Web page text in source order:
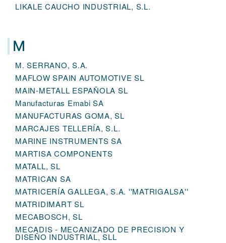
LIKALE CAUCHO INDUSTRIAL, S.L.
M
M. SERRANO, S.A.
MAFLOW SPAIN AUTOMOTIVE SL
MAIN-METALL ESPAÑOLA SL
Manufacturas Emabi SA
MANUFACTURAS GOMA, SL
MARCAJES TELLERÍA, S.L.
MARINE INSTRUMENTS SA
MARTISA COMPONENTS
MATALL, SL
MATRICAN SA
MATRICERÍA GALLEGA, S.A. ''MATRIGALSA''
MATRIDIMART SL
MECABOSCH, SL
MECADIS - MECANIZADO DE PRECISION Y
DISEÑO INDUSTRIAL, SLL